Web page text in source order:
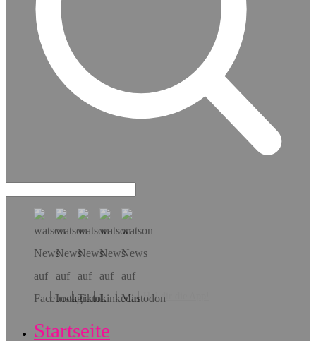
Hol dir die App!
Startseite